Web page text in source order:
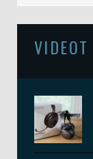
VIDEOT